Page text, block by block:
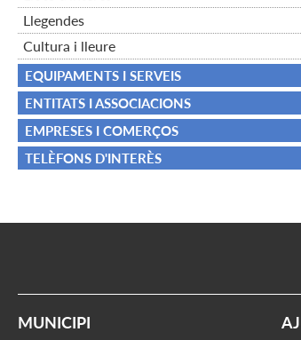
Llegendes
Cultura i lleure
EQUIPAMENTS I SERVEIS
ENTITATS I ASSOCIACIONS
EMPRESES I COMERÇOS
TELÈFONS D'INTERÈS
MUNICIPI